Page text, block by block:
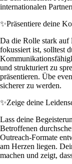
internationalen
✨Präsentiere deine
Da die Rolle stark
fokussiert ist, solltest
und strukturiert zu
präsentieren. Übe
sicherer zu werden.
✨Zeige deine
Lass deine
Betroffenen
Outreach-Formate
am Herzen liegen.
machen und zeigt,